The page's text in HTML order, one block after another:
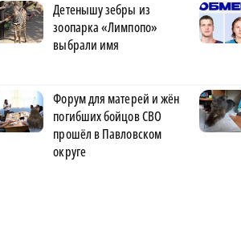
Детенышу зебры из
зоопарка «Лимпопо»
выбрали имя
Форум для матерей и жён
погибших бойцов СВО
прошёл в Павловском
округе